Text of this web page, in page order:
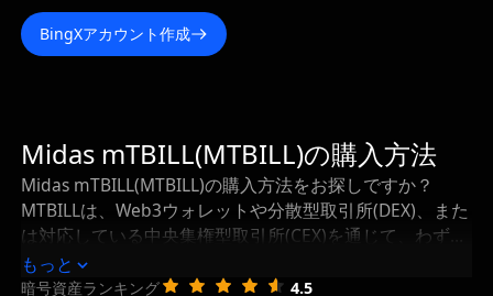
BingXアカウント作成
Midas mTBILL(MTBILL)の購入方法
Midas mTBILL(MTBILL)の購入方法をお探しですか？
MTBILLは、Web3ウォレットや分散型取引所(DEX)、また
は対応している中央集権型取引所(CEX)を通じて、わずか
数ステップで購入可能です。このガイドでは、Midas
mTBILLの最適な購入方法から、購入したMTBILLを安全
もっと
暗号資産ランキング 4.5